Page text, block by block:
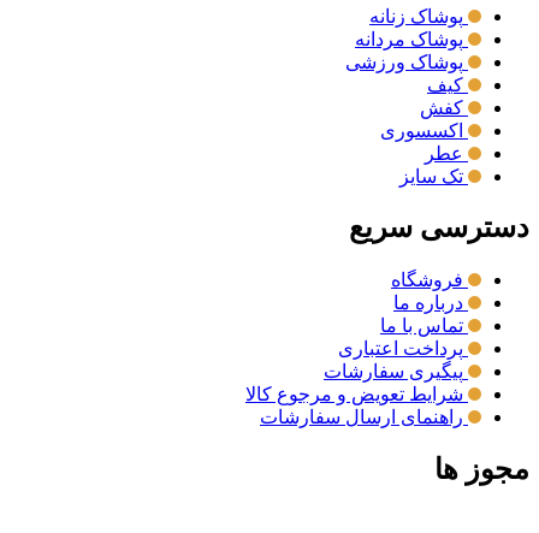
پوشاک زنانه
پوشاک مردانه
پوشاک ورزشی
کیف
کفش
اکسسوری
عطر
تک سایز
دسترسی سریع
فروشگاه
درباره ما
تماس با ما
پرداخت اعتباری
پیگیری سفارشات
شرایط تعویض و مرجوع کالا
راهنمای ارسال سفارشات
مجوز ها